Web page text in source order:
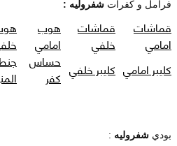
فرامل و كفرات شفروليه :
قماشات
امامي
قماشات
خلفي
هوب
امامي
كليبر امامي كليبر خلفي حساس
كفر
بودي شفروليه :